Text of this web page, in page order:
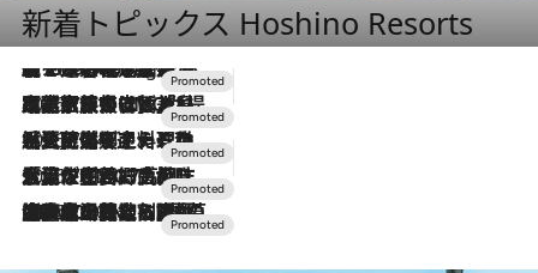
新着トピックス Hoshino Resorts
10 Hours Ago
【トンボの足水浴】ヒノキの香りに包まれて涼感マックス！約13℃の湧水かけ流しを避暑地「星野温泉 トンボの湯」で体験
2026.7.31
【ホテル帰省】という選択肢をOMOが提案。家族とほどよい距離を保つには「昼は実家、夜は気兼ねなくホテルで！」
2026.7.24
【夏限定ディナーコース】旬を迎える稚鮎や花ズッキーニなどをイタリア・トスカーナの郷土料理の手法で満喫！
2026.7.17
「土佐和ハーブかき氷」がOMO7高知に登場！生姜、山椒、大葉など目にも舌にも涼を呼ぶ郷土の味
2026.7.10
NEW OPEN！【界 草津】名湯の地に誕生。趣の異なる2種の温泉と上州ならではの会席・蕎麦割烹など美食を味わう究極の癒やし旅